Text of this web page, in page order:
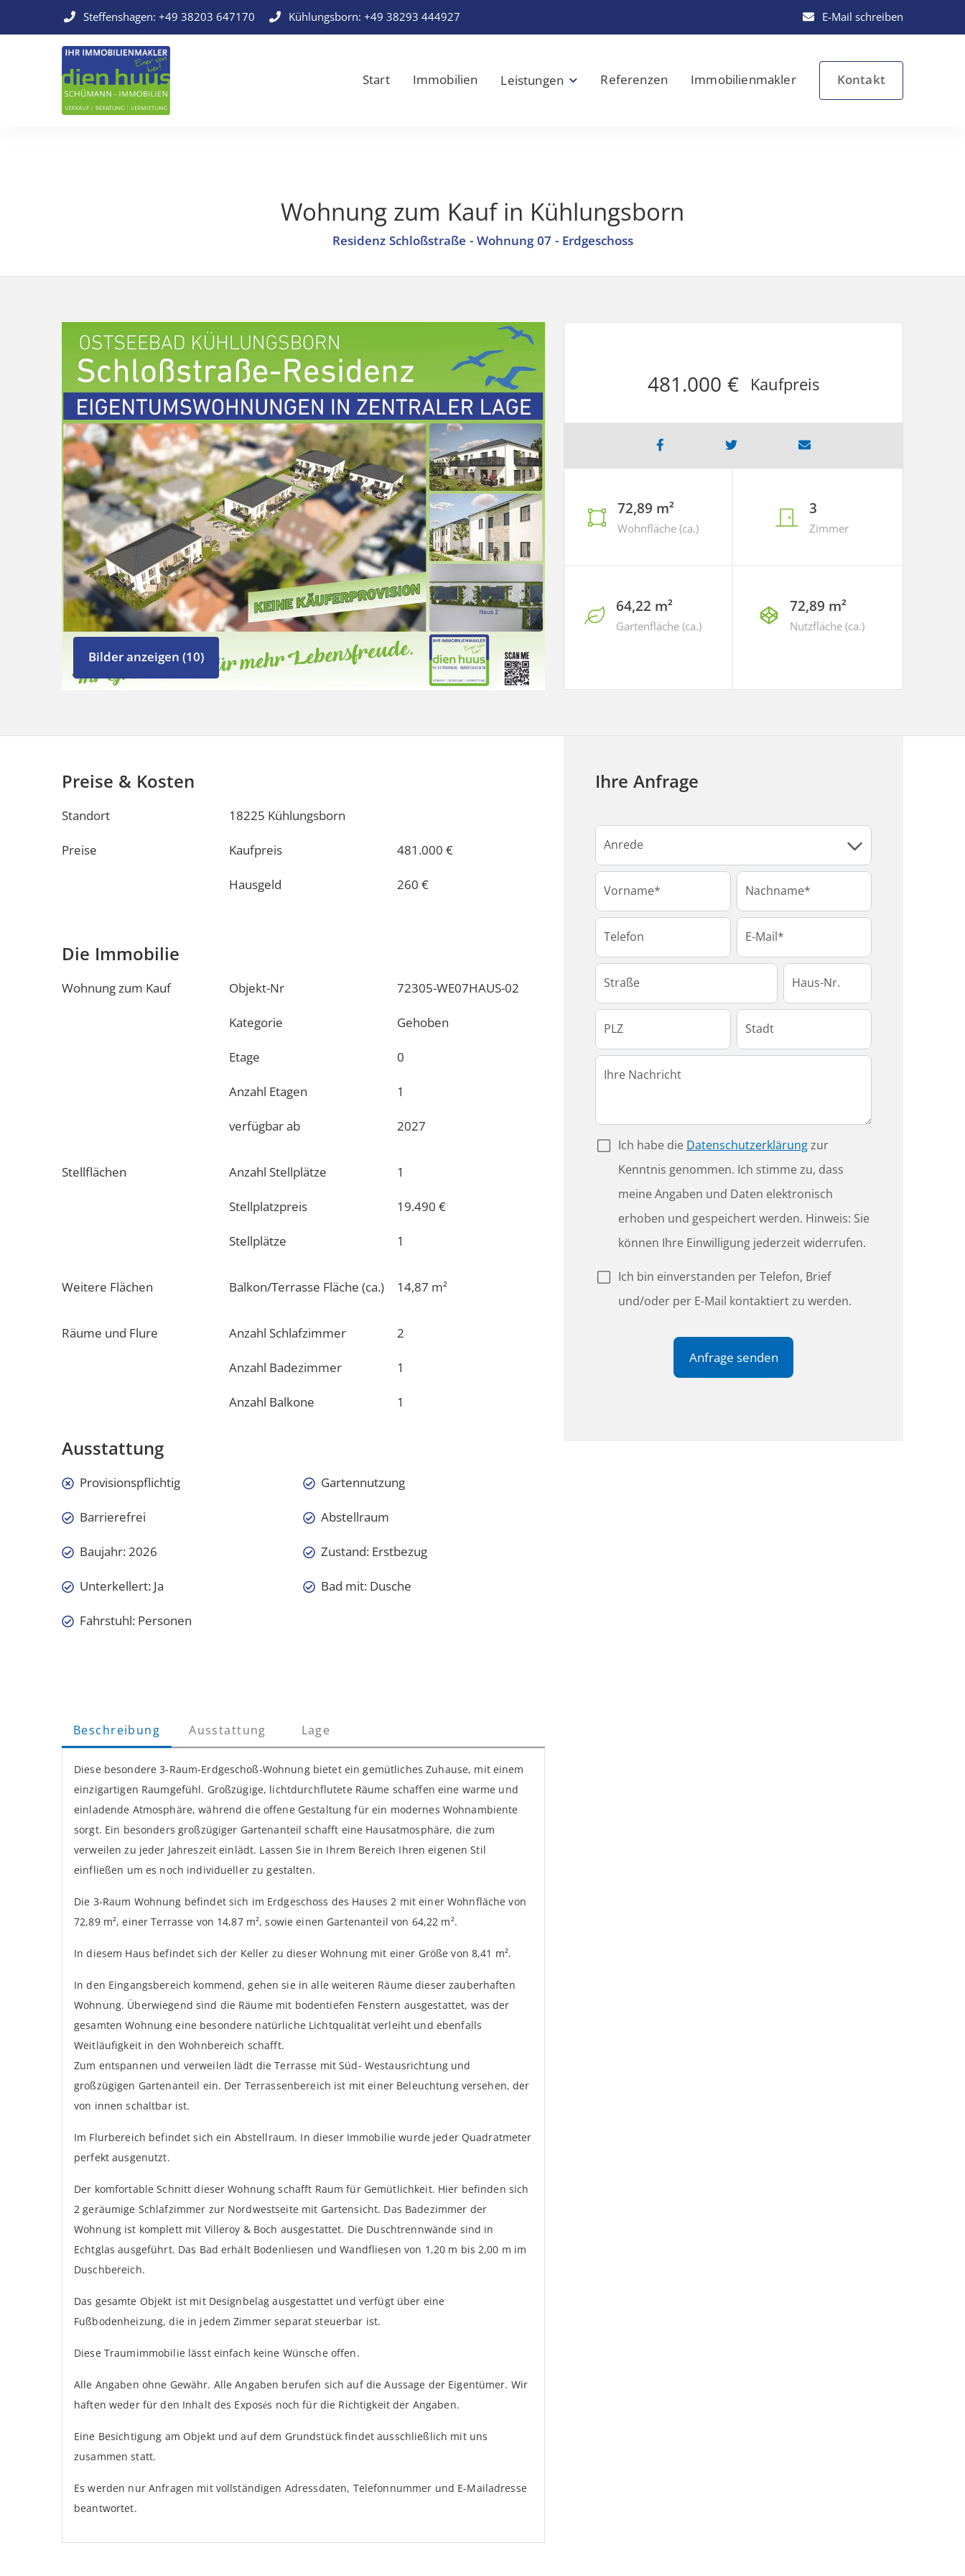
Steffenshagen:+49 38203 647170 Kühlungsborn: +49 38293 444927 E-Mail schreiben
Start Immobilien Leistungen Referenzen Immobilienmakler Kontakt
Wohnung zum Kauf in Kühlungsborn
Residenz Schloßstraße - Wohnung 07 - Erdgeschoss
Bilder anzeigen (10)
481.000 € Kaufpreis
72,89 m²
Wohnfläche (ca.)
3
Zimmer
64,22 m²
Gartenfläche (ca.)
72,89 m²
Nutzfläche (ca.)
Preise & Kosten
Standort 18225 Kühlungsborn
Preise Kaufpreis 481.000 €
Hausgeld 260 €
Die Immobilie
Wohnung zum Kauf Objekt-Nr 72305-WE07HAUS-02
Kategorie Gehoben
Etage 0
Anzahl Etagen 1
verfügbar ab 2027
Stellflächen Anzahl Stellplätze 1
Stellplatzpreis 19.490 €
Stellplätze 1
Weitere Flächen Balkon/Terrasse Fläche (ca.) 14,87 m²
Räume und Flure Anzahl Schlafzimmer 2
Anzahl Badezimmer 1
Anzahl Balkone 1
Ausstattung
Provisionspflichtig Gartennutzung
Barrierefrei Abstellraum
Baujahr: 2026 Zustand: Erstbezug
Unterkellert: Ja Bad mit: Dusche
Fahrstuhl: Personen
Beschreibung Ausstattung Lage
Diese besondere 3-Raum-Erdgeschoß-Wohnung bietet ein gemütliches Zuhause, mit einem
einzigartigen Raumgefühl. Großzügige, lichtdurchflutete Räume schaffen eine warme und
einladende Atmosphäre, während die offene Gestaltung für ein modernes Wohnambiente
sorgt. Ein besonders großzügiger Gartenanteil schafft eine Hausatmosphäre, die zum
verweilen zu jeder Jahreszeit einlädt. Lassen Sie in Ihrem Bereich Ihren eigenen Stil
einfließen um es noch individueller zu gestalten.
Die 3-Raum Wohnung befindet sich im Erdgeschoss des Hauses 2 mit einer Wohnfläche von
72,89 m², einer Terrasse von 14,87 m², sowie einen Gartenanteil von 64,22 m².
In diesem Haus befindet sich der Keller zu dieser Wohnung mit einer Größe von 8,41 m².
In den Eingangsbereich kommend, gehen sie in alle weiteren Räume dieser zauberhaften
Wohnung. Überwiegend sind die Räume mit bodentiefen Fenstern ausgestattet, was der
gesamten Wohnung eine besondere natürliche Lichtqualität verleiht und ebenfalls
Weitläufigkeit in den Wohnbereich schafft.
Zum entspannen und verweilen lädt die Terrasse mit Süd- Westausrichtung und
großzügigen Gartenanteil ein. Der Terrassenbereich ist mit einer Beleuchtung versehen, der
von innen schaltbar ist.
Im Flurbereich befindet sich ein Abstellraum. In dieser Immobilie wurde jeder Quadratmeter
perfekt ausgenutzt.
Der komfortable Schnitt dieser Wohnung schafft Raum für Gemütlichkeit. Hier befinden sich
2 geräumige Schlafzimmer zur Nordwestseite mit Gartensicht. Das Badezimmer der
Wohnung ist komplett mit Villeroy & Boch ausgestattet. Die Duschtrennwände sind in
Echtglas ausgeführt. Das Bad erhält Bodenliesen und Wandfliesen von 1,20 m bis 2,00 m im
Duschbereich.
Das gesamte Objekt ist mit Designbelag ausgestattet und verfügt über eine
Fußbodenheizung, die in jedem Zimmer separat steuerbar ist.
Diese Traumimmobilie lässt einfach keine Wünsche offen.
Alle Angaben ohne Gewähr. Alle Angaben berufen sich auf die Aussage der Eigentümer. Wir
haften weder für den Inhalt des Exposés noch für die Richtigkeit der Angaben.
Eine Besichtigung am Objekt und auf dem Grundstück findet ausschließlich mit uns
zusammen statt.
Es werden nur Anfragen mit vollständigen Adressdaten, Telefonnummer und E-Mailadresse
beantwortet.
Ihre Anfrage